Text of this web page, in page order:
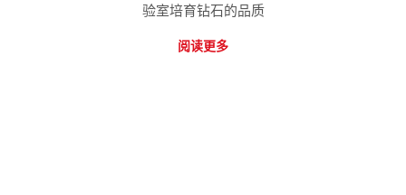
验室培育钻石的品质
阅读更多